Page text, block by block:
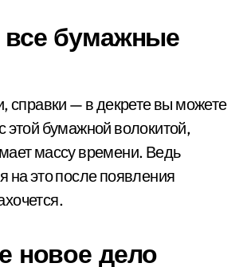
бумажные
справки — в декрете вы можете
этой бумажной волокитой,
массу времени. Ведь
на это после появления
новое дело